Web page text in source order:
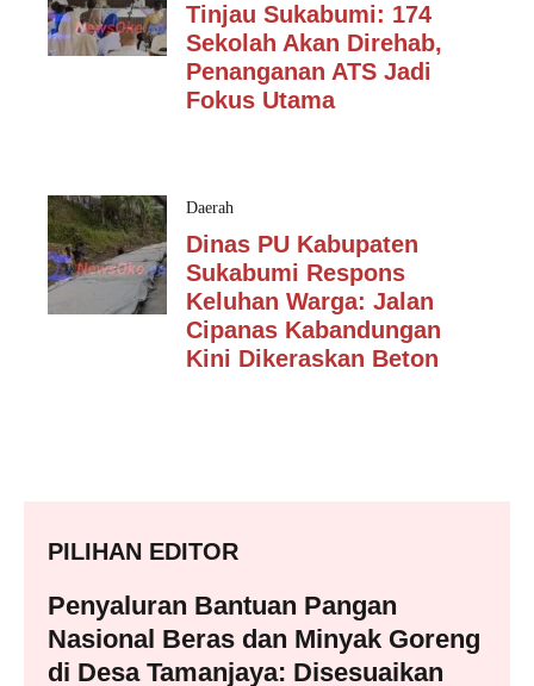
Tinjau Sukabumi: 174
Sekolah Akan Direhab,
Penanganan ATS Jadi
Fokus Utama
Daerah
Dinas PU Kabupaten
Sukabumi Respons
Keluhan Warga: Jalan
Cipanas Kabandungan
Kini Dikeraskan Beton
PILIHAN EDITOR
Penyaluran Bantuan Pangan
Nasional Beras dan Minyak Goreng
di Desa Tamanjaya: Disesuaikan